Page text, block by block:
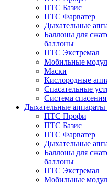
ПТС Базис
ПТС Фарватер
Дыхательные
Баллоны для
баллоны
ПТС Экстремал
Мобильные
Маски
Кислородные
Спасательные
Система
Дыхательные
ПТС Профи
ПТС Базис
ПТС Фарватер
Дыхательные
Баллоны для
баллоны
ПТС Экстремал
Мобильные